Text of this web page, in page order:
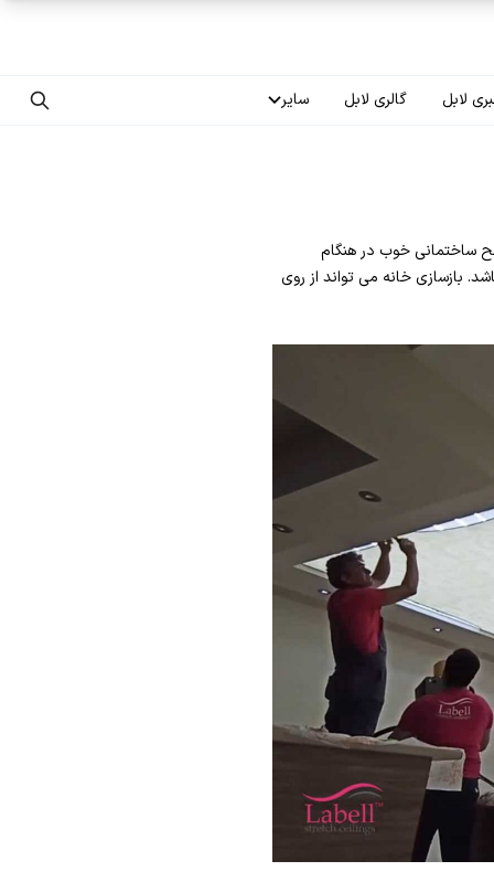
لابل گالری لابل سایر
ساختمانی خوب در هنگام
بازسازی خانه می تواند از روی